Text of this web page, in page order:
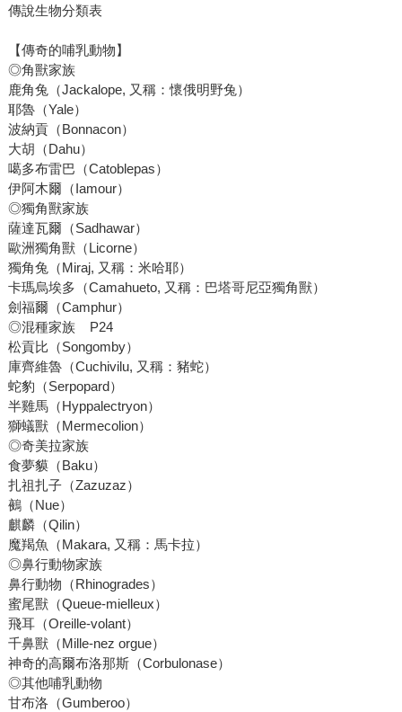
傳說生物分類表
【傳奇的哺乳動物】
◎角獸家族
鹿角兔（Jackalope, 又稱：懷俄明野兔）
耶魯（Yale）
波納貢（Bonnacon）
大胡（Dahu）
噶多布雷巴（Catoblepas）
伊阿木爾（Iamour）
◎獨角獸家族
薩達瓦爾（Sadhawar）
歐洲獨角獸（Licorne）
獨角兔（Miraj, 又稱：米哈耶）
卡瑪烏埃多（Camahueto, 又稱：巴塔哥尼亞獨角獸）
劍福爾（Camphur）
◎混種家族 P24
松貢比（Songomby）
庫齊維魯（Cuchivilu, 又稱：豬蛇）
蛇豹（Serpopard）
半雞馬（Hyppalectryon）
獅蟻獸（Mermecolion）
◎奇美拉家族
食夢貘（Baku）
扎祖扎子（Zazuzaz）
鵺（Nue）
麒麟（Qilin）
魔羯魚（Makara, 又稱：馬卡拉）
◎鼻行動物家族
鼻行動物（Rhinogrades）
蜜尾獸（Queue-mielleux）
飛耳（Oreille-volant）
千鼻獸（Mille-nez orgue）
神奇的高爾布洛那斯（Corbulonase）
◎其他哺乳動物
甘布洛（Gumberoo）